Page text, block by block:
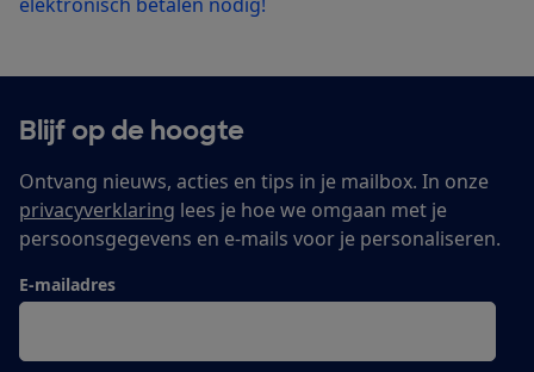
Blijf op de hoogte
Ontvang nieuws, acties en tips in je mailbox. In onze
privacyverklaring lees je hoe we omgaan met je
persoonsgegevens en e-mails voor je personaliseren.
E-mailadres